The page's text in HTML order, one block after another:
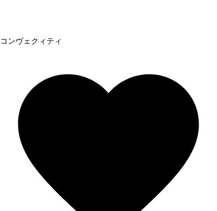
コンヴェクィティ